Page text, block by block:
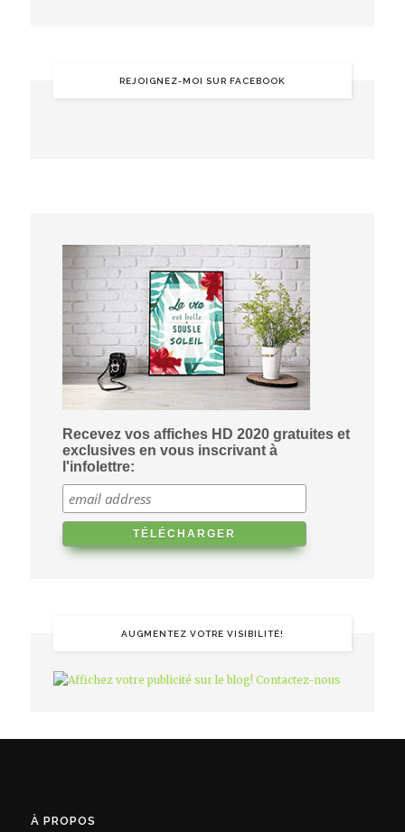
REJOIGNEZ-MOI SUR FACEBOOK
Recevez vos affiches HD 2020 gratuites et
exclusives en vous inscrivant à
l'infolettre:
AUGMENTEZ VOTRE VISIBILITÉ!
À PROPOS